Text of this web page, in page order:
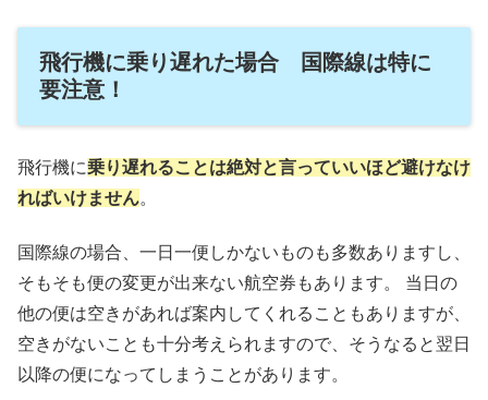
飛行機に乗り遅れた場合 国際線は特に
要注意！
飛行機に乗り遅れることは絶対と言っていいほど避けなけ
ればいけません。
国際線の場合、一日一便しかないものも多数ありますし、
そもそも便の変更が出来ない航空券もあります。 当日の
他の便は空きがあれば案内してくれることもありますが、
空きがないことも十分考えられますので、そうなると翌日
以降の便になってしまうことがあります。